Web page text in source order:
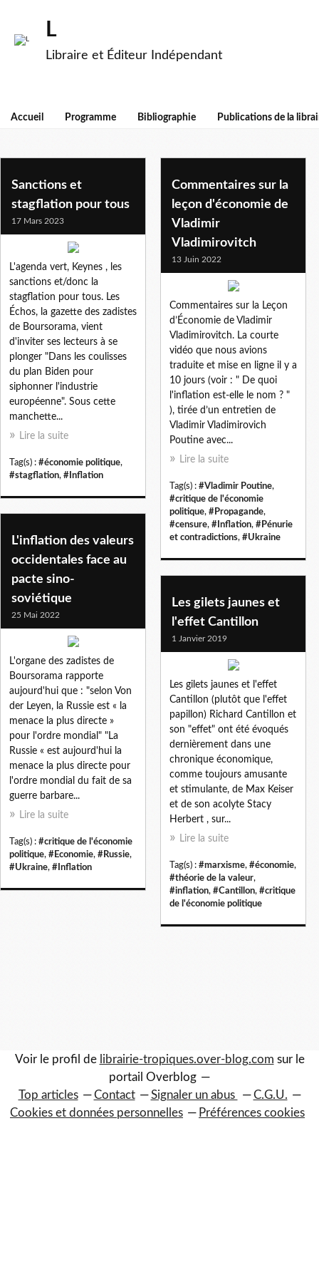
L
Libraire et Éditeur Indépendant
Accueil Programme Bibliographie Publications de la
inflation
Sanctions et
stagflation pour tous
17 Mars 2023
L'agenda vert, Keynes , les
sanctions et/donc la
stagflation pour tous. Les
Échos, la gazette des zadistes
de Boursorama, vient
d'inviter ses lecteurs à se
plonger "Dans les coulisses
du plan Biden pour
siphonner l'industrie
européenne". Sous cette
manchette...
Lire la suite
Tag(s) : #économie politique,
#stagflation, #Inflation
Commentaires sur la
leçon d'économie de
Vladimir
Vladimirovitch
13 Juin 2022
Commentaires sur la Leçon
d’Économie de Vladimir
Vladimirovitch. La courte
vidéo que nous avions
traduite et mise en ligne il y a
10 jours (voir : " De quoi
l'inflation est-elle le nom ? "
), tirée d’un entretien de
Vladimir Vladimirovich
Poutine avec...
Lire la suite
Tag(s) : #Vladimir Poutine,
#critique de l'économie
politique, #Propagande,
#censure, #Inflation, #Pénurie
et contradictions, #Ukraine
L'inflation des valeurs
occidentales face au
pacte sino-
soviétique
25 Mai 2022
L'organe des zadistes de
Boursorama rapporte
aujourd'hui que : "selon Von
der Leyen, la Russie est « la
menace la plus directe »
pour l'ordre mondial" "La
Russie « est aujourd'hui la
menace la plus directe pour
l'ordre mondial du fait de sa
guerre barbare...
Lire la suite
Tag(s) : #critique de l'économie
politique, #Economie, #Russie,
#Ukraine, #Inflation
Les gilets jaunes et
l'effet Cantillon
1 Janvier 2019
Les gilets jaunes et l'effet
Cantillon (plutôt que l'effet
papillon) Richard Cantillon et
son "effet" ont été évoqués
dernièrement dans une
chronique économique,
comme toujours amusante
et stimulante, de Max Keiser
et de son acolyte Stacy
Herbert , sur...
Lire la suite
Tag(s) : #marxisme, #économie,
#théorie de la valeur,
#inflation, #Cantillon, #critique
de l'économie politique
Voir le profil de librairie-tropiques.over-blog.com sur le
portail Overblog
Top articles
Contact Signaler un abus
C.G.U.
Cookies et données personnelles
Préférences cookies